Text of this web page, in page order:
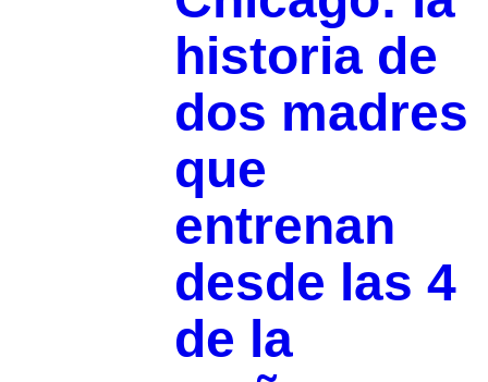
historia de
dos madres
que
entrenan
desde las 4
de la